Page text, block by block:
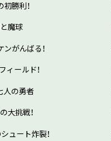
勝利！
魔球
がんばる！
ールド！
人の勇者
大挑戦！
ュート炸裂！